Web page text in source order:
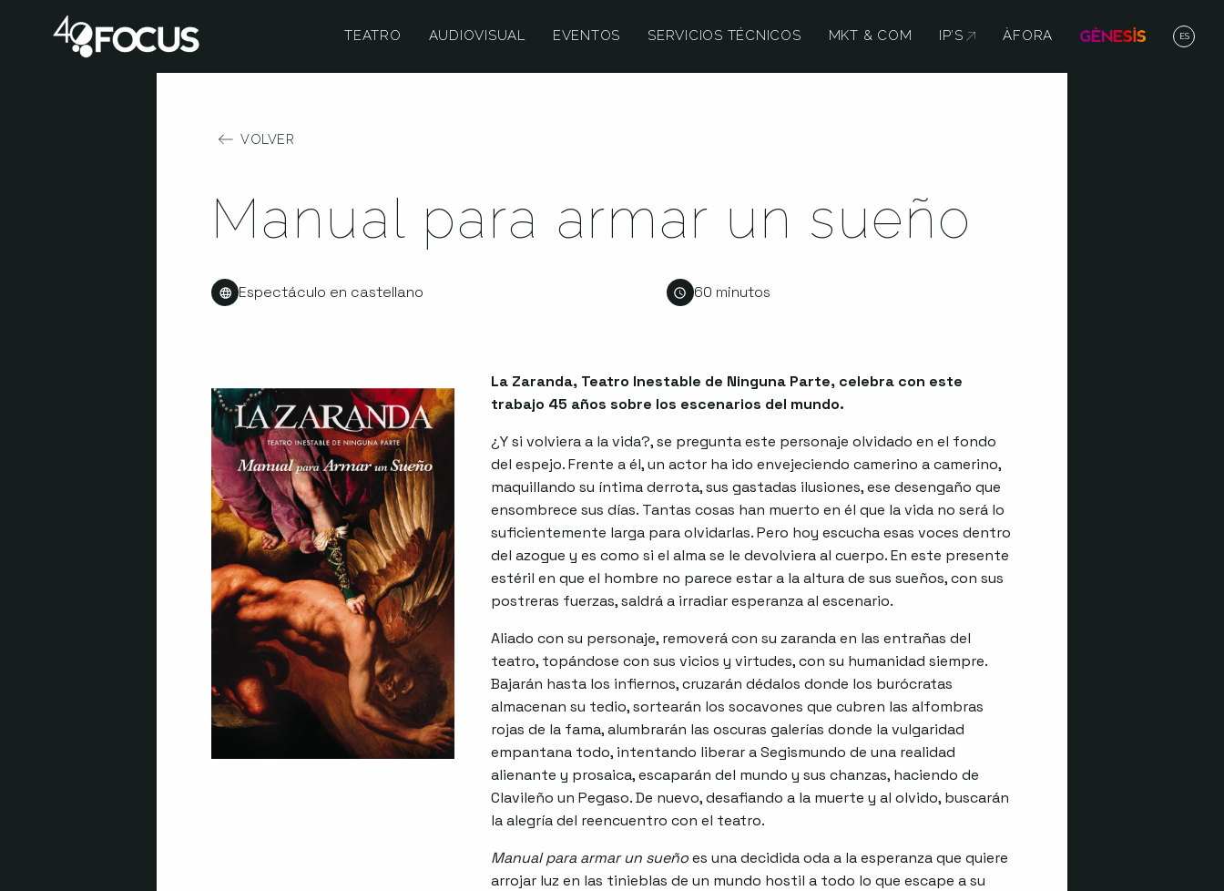
TEATRO AUDIOVISUAL EVENTOS SERVICIOS TÉCNICOS MKT & COM IP’S ABRE EN NUEVA VENTANA
ÀFORA ES
VOLVER
Manual para armar un sueño
Espectáculo en castellano 60 minutos
La Zaranda, Teatro Inestable de Ninguna Parte, celebra con este
trabajo 45 años sobre los escenarios del mundo.
¿Y si volviera a la vida?, se pregunta este personaje olvidado en el fondo
del espejo. Frente a él, un actor ha ido envejeciendo camerino a camerino,
maquillando su íntima derrota, sus gastadas ilusiones, ese desengaño que
ensombrece sus días. Tantas cosas han muerto en él que la vida no será lo
suficientemente larga para olvidarlas. Pero hoy escucha esas voces dentro
del azogue y es como si el alma se le devolviera al cuerpo. En este presente
estéril en que el hombre no parece estar a la altura de sus sueños, con sus
postreras fuerzas, saldrá a irradiar esperanza al escenario.
Aliado con su personaje, removerá con su zaranda en las entrañas del
teatro, topándose con sus vicios y virtudes, con su humanidad siempre.
Bajarán hasta los infiernos, cruzarán dédalos donde los burócratas
almacenan su tedio, sortearán los socavones que cubren las alfombras
rojas de la fama, alumbrarán las oscuras galerías donde la vulgaridad
empantana todo, intentando liberar a Segismundo de una realidad
alienante y prosaica, escaparán del mundo y sus chanzas, haciendo de
Clavileño un Pegaso. De nuevo, desafiando a la muerte y al olvido, buscarán
la alegría del reencuentro con el teatro.
Manual para armar un sueñoes una decidida oda a la esperanza que quiere
arrojar luz en las tinieblas de un mundo hostil a todo lo que escape a su